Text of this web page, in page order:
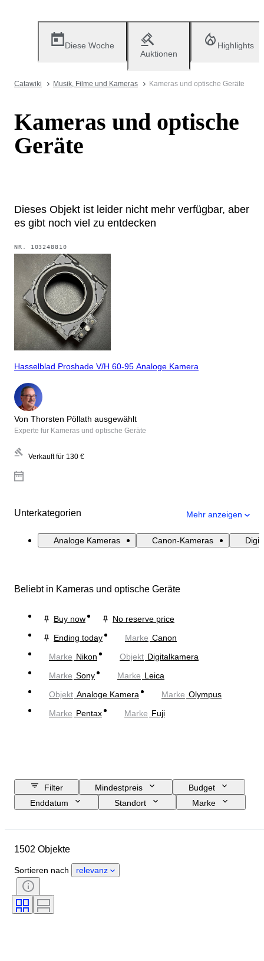
Diese Woche
Auktionen
Highlights
Catawiki Musik, Filme und Kameras Kameras und optische Geräte
Kameras und optische
Geräte
Dieses Objekt ist leider nicht mehr verfügbar, aber
es gibt noch viel zu entdecken
NR. 103248810
Hasselblad Proshade V/H 60-95 Analoge Kamera
Von Thorsten Pöllath ausgewählt
Experte für Kameras und optische Geräte
Verkauft für 130 €
Unterkategorien Mehr anzeigen
Analoge Kameras Canon-Kameras
Beliebt in Kameras und optische Geräte
Buy now
No reserve price
Ending today
Marke Canon
Marke Nikon Objekt Digitalkamera
Marke Sony Marke Leica
Objekt Analoge Kamera Marke Olympus
Marke Pentax Marke Fuji
Filter Mindestpreis
Budget
Enddatum
Standort
Marke
Thema
Sprache
Objektivanschluss
Art von Videorekorder
Art von Mikroskop
1502 Objekte
Sortieren nach relevanz